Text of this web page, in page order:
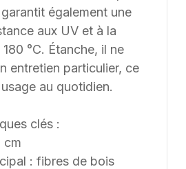
également une
aux UV et à la
180 °C. Étanche, il ne
entretien particulier, ce
au quotidien.
clés :
cm
: fibres de bois